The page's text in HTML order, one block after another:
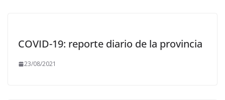
COVID-19: reporte diario de la provincia
23/08/2021